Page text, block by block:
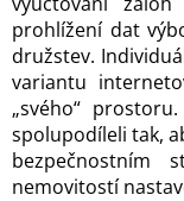
prohlížení dat
družstev.
variantu
„svého“
spolupodíleli tak,
bezpečnostním
nemovitostí